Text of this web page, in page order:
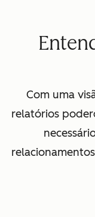
Com uma
relatórios